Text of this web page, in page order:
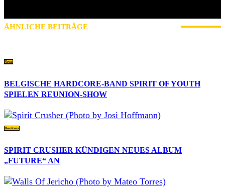
ÄHNLICHE BEITRÄGE
News
BELGISCHE HARDCORE-BAND SPIRIT OF YOUTH
SPIELEN REUNION-SHOW
Hardcore
SPIRIT CRUSHER KÜNDIGEN NEUES ALBUM
„FUTURE“ AN